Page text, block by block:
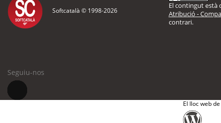
Softcatalà © 1998-2026
El contingut està
Atribució -
contrari.
Seguiu-nos
El lloc web